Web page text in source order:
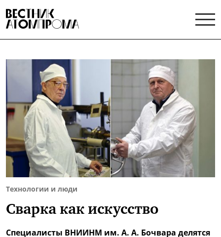
Технологии и люди
Сварка как искусство
Специалисты ВНИИНМ им. А. А. Бочвара делятся